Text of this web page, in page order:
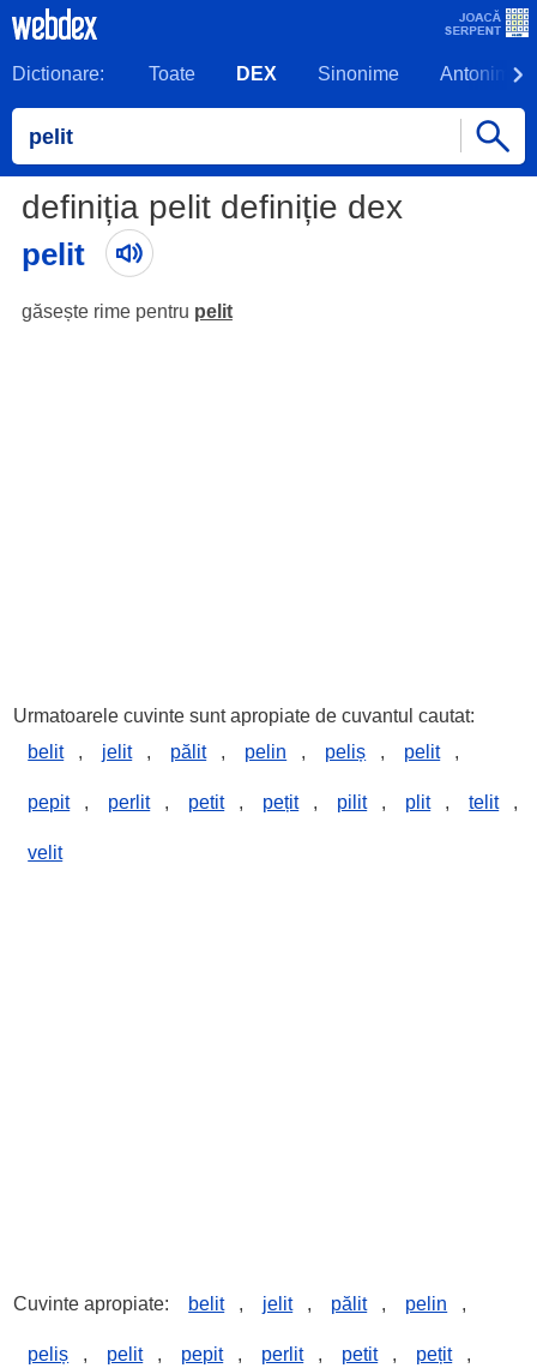
Dictionare: Toate DEX Sinonime Antonime
definiția pelit definiție dex
pelit
găsește rime pentru pelit
Urmatoarele cuvinte sunt apropiate de cuvantul cautat:
belit
, jelit , pălit , pelin , peliș , pelit ,
pepit , perlit , petit , pețit , pilit , plit , telit ,
velit
Cuvinte apropiate: belit , jelit , pălit , pelin ,
peliș , pelit , pepit , perlit , petit , pețit ,